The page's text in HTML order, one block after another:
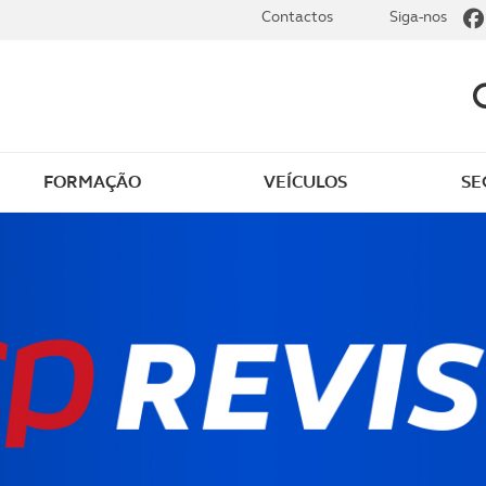
Golfe
Revista ACP Edição
impressa
FORMAÇÃO VEÍCULOS
Contactos Siga-nos